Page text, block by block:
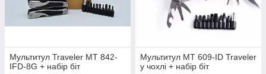
Мультитул Traveler MT 842-
IFD-8G + набір біт
Мультитул MT 609-ID Traveler
у чохлі + набір біт